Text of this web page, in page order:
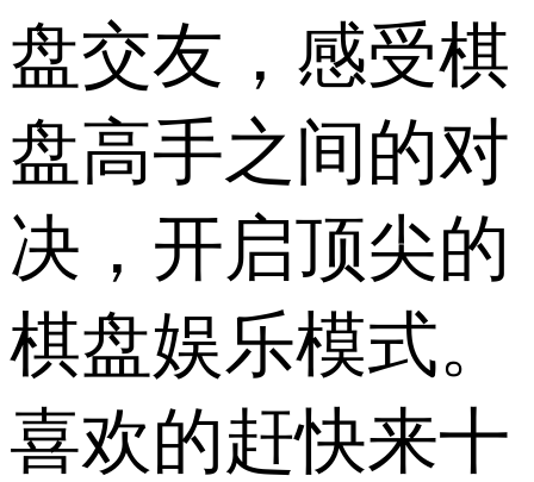
盘交友，感受棋
盘高手之间的对
决，开启顶尖的
棋盘娱乐模式。
喜欢的赶快来十